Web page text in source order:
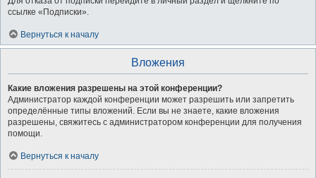
ссылке «Подписки».
Вернуться к началу
Вложения
Какие вложения разрешены на этой конференции?
Администратор каждой конференции может разрешить или запретить
определённые типы вложений. Если вы не знаете, какие вложения
разрешены, свяжитесь с администратором конференции для получения
помощи.
Вернуться к началу